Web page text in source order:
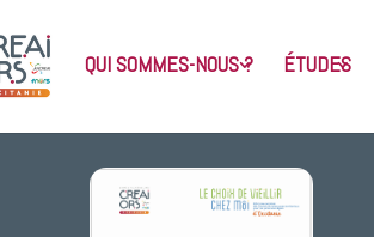
QUI SOMMES-NOUS ? ÉTUDES